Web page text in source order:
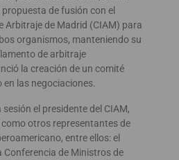
de fusión con el
Arbitraje de Madrid (CIAM) para
organismos, manteniendo su
de arbitraje
la creación de un comité
las negociaciones.
el presidente del CIAM,
otros representantes de
entre ellos: el
Conferencia de Ministros de